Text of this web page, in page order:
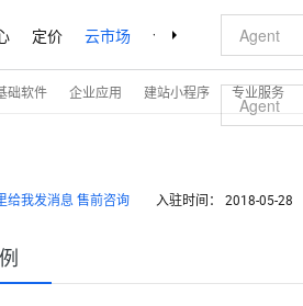
定价 云市场 合作伙伴 支持与服务
础软件 企业应用 建站小程序 专业服务
售前咨询 入驻时间： 2018-05-28